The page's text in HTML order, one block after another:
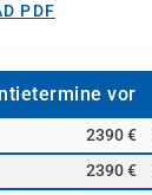
PDF
vor
2390 €
2390 €